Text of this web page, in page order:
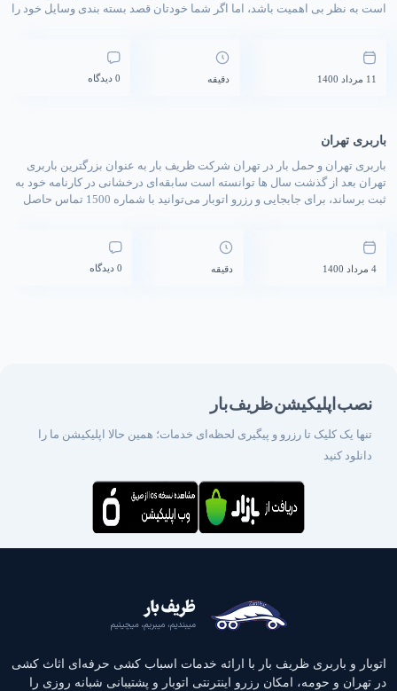
است به نظر بی اهمیت باشد، اما اگر شما خودتان قصد بسته بندی وسایل خود را
11 مرداد 1400 دقیقه 0 دیدگاه
باربری تهران
باربری تهران و حمل بار در تهران شرکت ظریف بار به عنوان بزرگترین باربری
تهران بعد از گذشت سال ها توانسته است سابقه‌ای درخشانی در کارنامه خود به
ثبت برساند، برای جابجایی و رزرو اتوبار می‌توانید با شماره 1500 تماس حاصل
4 مرداد 1400 دقیقه 0 دیدگاه
نصب اپلیکیشن ظریف بار
تنها یک کلیک تا رزرو و پیگیری لحظه‌ای خدمات؛ همین حالا اپلیکیشن ما را
دانلود کنید
اتوبار و باربری ظریف بار با ارائه خدمات اسباب کشی حرفه‌ای اثاث‌ کشی
در تهران و حومه، امکان رزرو اینترنتی اتوبار و پشتیبانی شبانه‌ روزی را